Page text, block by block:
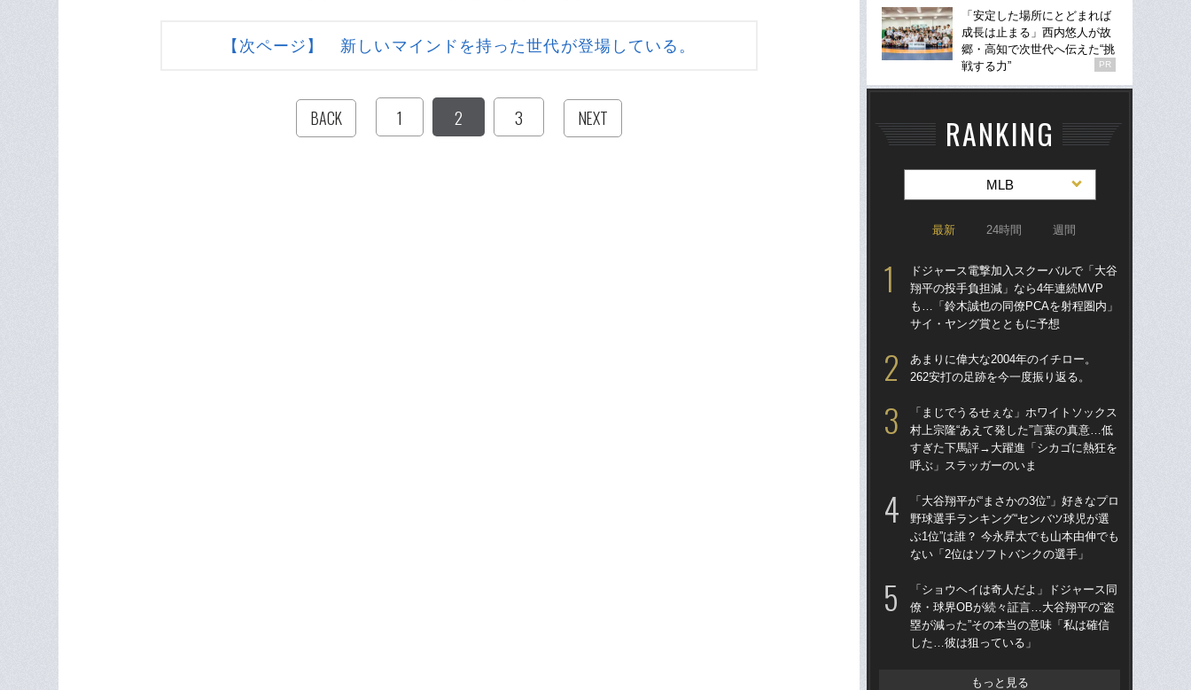
【次ページ】 新しいマインドを持った世代が登場している。
BACK 1 2 3 NEXT
「安定した場所にとどまれば
成長は止まる」西内悠人が故
郷・高知で次世代へ伝えた“挑
戦する力”
PR
RANKING
MLB
最新 24時間 週間
ドジャース電撃加入スクーバルで「大谷
翔平の投手負担減」なら4年連続MVP
も…「鈴木誠也の同僚PCAを射程圏内」
サイ・ヤング賞とともに予想
あまりに偉大な2004年のイチロー。
262安打の足跡を今一度振り返る。
「まじでうるせぇな」ホワイトソックス
村上宗隆“あえて発した”言葉の真意…低
すぎた下馬評→大躍進「シカゴに熱狂を
呼ぶ」スラッガーのいま
「大谷翔平が“まさかの3位”」好きなプロ
野球選手ランキング“センバツ球児が選
ぶ1位”は誰？ 今永昇太でも山本由伸でも
ない「2位はソフトバンクの選手」
「ショウヘイは奇人だよ」ドジャース同
僚・球界OBが続々証言…大谷翔平の“盗
塁が減った”その本当の意味「私は確信
した…彼は狙っている」
もっと見る